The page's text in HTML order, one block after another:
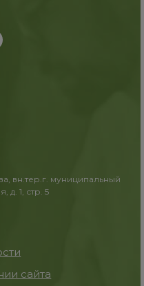
вн.тер.г. муниципальный
д. 1, стр. 5
сайта